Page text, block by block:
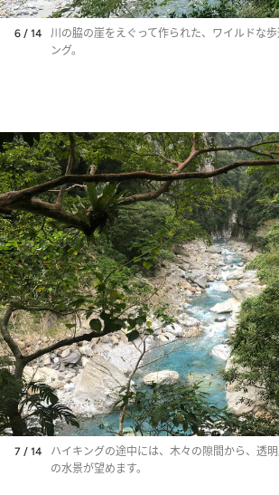
6 / 14
川の脇の崖をえぐって作られた、ワイルドな
ング。
7 / 14
ハイキングの途中には、木々の隙間から、透
の水景が望めます。